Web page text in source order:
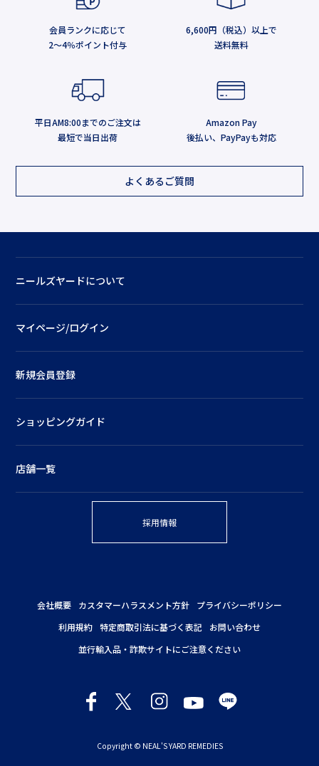
会員ランクに応じて
2～4％ポイント付与
6,600円（税込）以上で
送料無料
平日AM8:00までのご注文は
最短で当日出荷
Amazon Pay
後払い、PayPayも対応
よくあるご質問
ニールズヤードについて
マイページ/ログイン
新規会員登録
ショッピングガイド
店舗一覧
採用情報
会社概要 カスタマーハラスメント方針
プライバシーポリシー
利用規約 特定商取引法に基づく表記
お問い合わせ
並行輸入品・詐欺サイトにご注意ください
Copyright © NEAL'S YARD REMEDIES